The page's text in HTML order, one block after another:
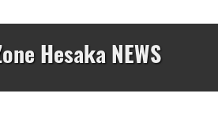
Hesaka NEWS